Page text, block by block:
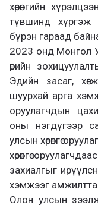
хөрөнгийн
түвшинд хүргэж
бүрэн гараад
2023 онд Монгол
өрийн
Эдийн засаг,
шуурхай арга
оруулагчдын
оны нэгдүгээр
улсын хөрөнгө
хөрөнгө
захиалгыг
хэмжээг
Олон улсын